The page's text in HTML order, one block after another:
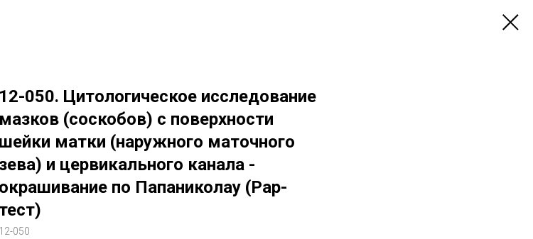
12-050. Цитологическое исследование
мазков (соскобов) с поверхности
шейки матки (наружного маточного
зева) и цервикального канала -
окрашивание по Папаниколау (Рар-
тест)
12-050